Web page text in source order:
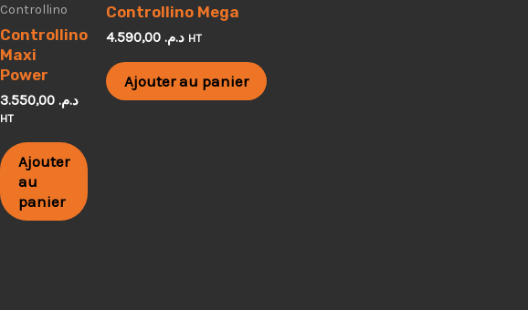
Controllino
Controllino
Maxi
Power
د.م.
HT
Ajouter
au
panier
Controllino Mega
د.م. HT
Ajouter au panier